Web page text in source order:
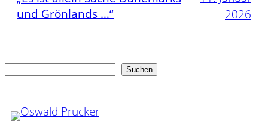
und Grönlands …“
2026
Suchen Suchen